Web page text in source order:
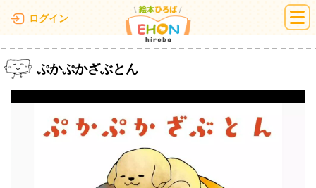
ログイン 絵本ひろば
ぷかぷかざぶとん